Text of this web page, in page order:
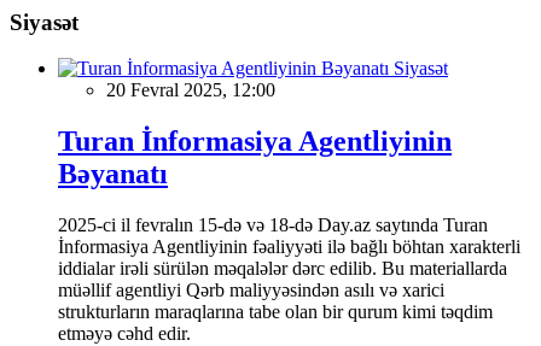
Siyasət
Siyasət
20 Fevral 2025, 12:00
Turan İnformasiya Agentliyinin
Bəyanatı
2025-ci il fevralın 15-də və 18-də Day.az saytında Turan
İnformasiya Agentliyinin fəaliyyəti ilə bağlı böhtan xarakterli
iddialar irəli sürülən məqalələr dərc edilib. Bu materiallarda
müəllif agentliyi Qərb maliyyəsindən asılı və xarici
strukturların maraqlarına tabe olan bir qurum kimi təqdim
etməyə cəhd edir.